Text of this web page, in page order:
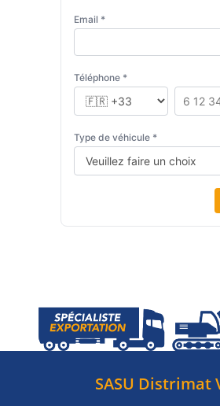
Email *
Téléphone *
Type de véhicule *
SASU Distrimat